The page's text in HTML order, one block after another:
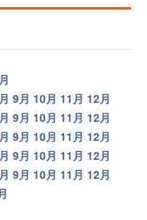
9月 10月 11月 12月
9月 10月 11月 12月
9月 10月 11月 12月
9月 10月 11月 12月
9月 10月 11月 12月